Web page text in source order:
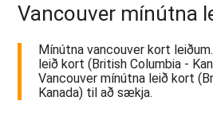
Vancouver mínútna
Mínútna vancouver kort
leið kort (British Columbia -
Vancouver mínútna leið kort
Kanada) til að sækja.